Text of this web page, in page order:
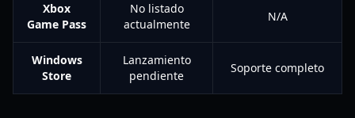
Xbox
Game Pass
No listado
actualmente
N/A
Windows
Store
Lanzamiento
pendiente
Soporte completo